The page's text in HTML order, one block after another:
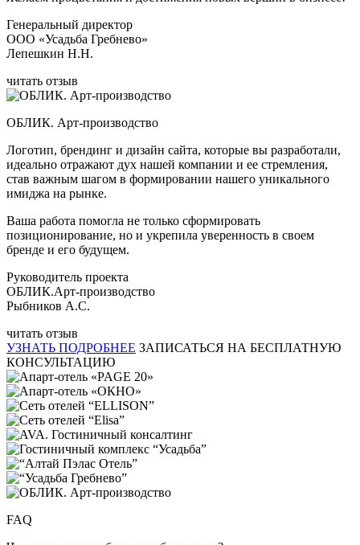
Генеральный директор
ООО «Усадьба Гребнево»
Лепешкин Н.Н.
читать отзыв
ОБЛИК. Арт-производство
Логотип, брендинг и дизайн сайта, которые вы разработали,
идеально отражают дух нашей компании и ее стремления,
став важным шагом в формировании нашего уникального
имиджа на рынке.
Ваша работа помогла не только сформировать
позиционирование, но и укрепила уверенность в своем
бренде и его будущем.
Руководитель проекта
ОБЛИК.Арт-производство
Рыбников А.С.
читать отзыв
УЗНАТЬ ПОДРОБНЕЕ ЗАПИСАТЬСЯ НА БЕСПЛАТНУЮ
КОНСУЛЬТАЦИЮ
FAQ